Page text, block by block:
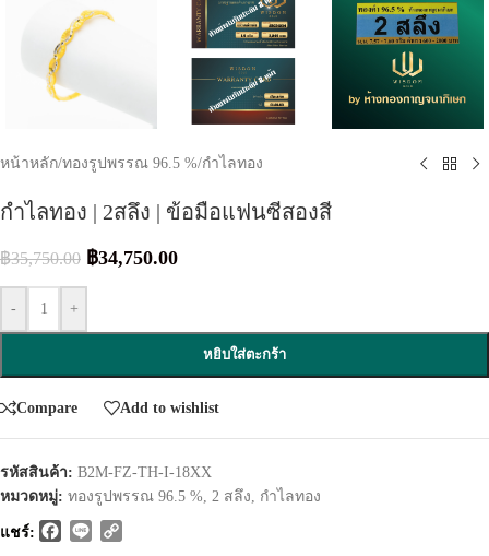
หน้าหลัก/ทองรูปพรรณ 96.5 %/กำไลทอง
กำไลทอง | 2สลึง | ข้อมือแฟนซีสองสี
฿35,750.00 ฿34,750.00
- +
หยิบใส่ตะกร้า
Compare Add to wishlist
รหัสสินค้า: B2M-FZ-TH-I-18XX
หมวดหมู่: ทองรูปพรรณ 96.5 %, 2 สลึง, กำไลทอง
แชร์: Facebook
Line